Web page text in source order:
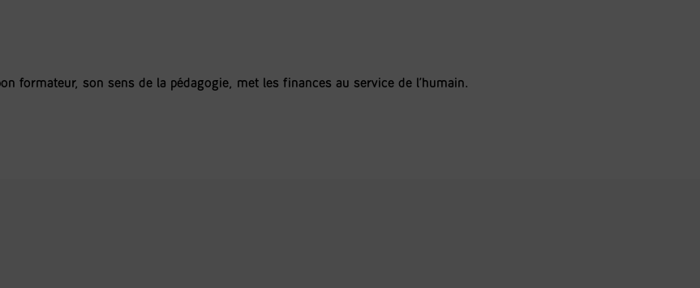
formateur, son sens de la pédagogie, met les finances au service de l’humain.